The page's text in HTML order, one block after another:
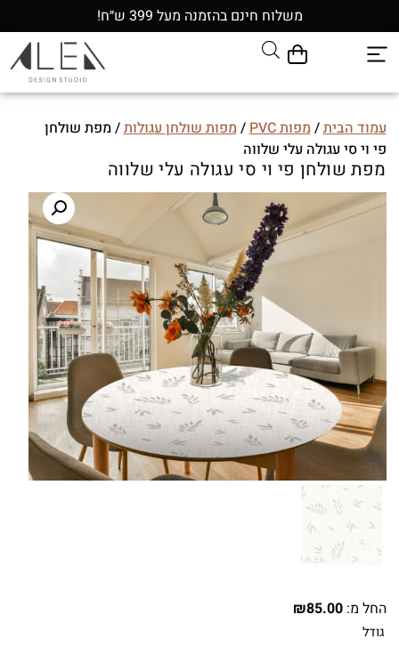
משלוח חינם בהזמנה מעל 399 ש״ח!
עמוד הבית/מפות PVC /מפות שולחן עגולות/ מפת שולחן
פי וי סי עגולה עלי שלווה
מפת שולחן פי וי סי עגולה עלי שלווה
החל מ: ₪85.00
גודל